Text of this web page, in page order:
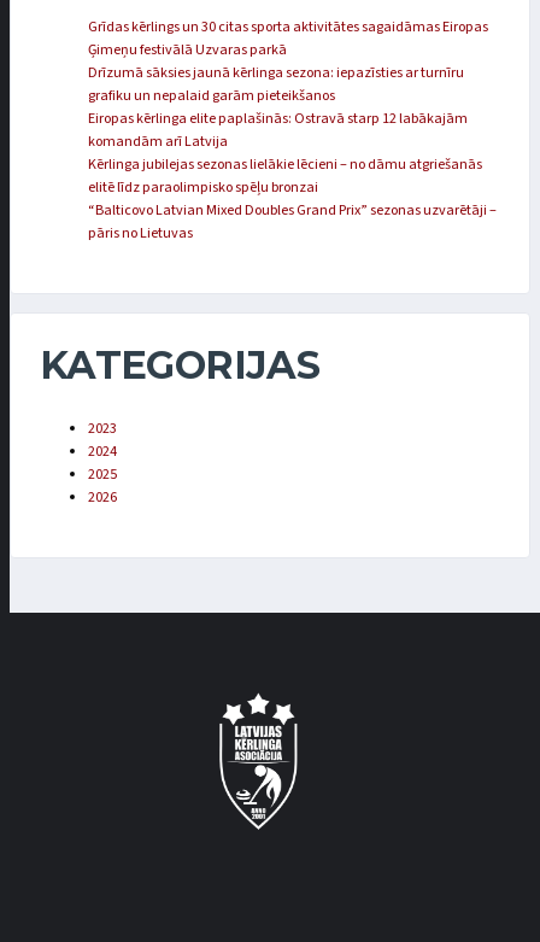
Grīdas kērlings un 30 citas sporta aktivitātes sagaidāmas Eiropas
Ģimeņu festivālā Uzvaras parkā
Drīzumā sāksies jaunā kērlinga sezona: iepazīsties ar turnīru
grafiku un nepalaid garām pieteikšanos
Eiropas kērlinga elite paplašinās: Ostravā starp 12 labākajām
komandām arī Latvija
Kērlinga jubilejas sezonas lielākie lēcieni – no dāmu atgriešanās
elitē līdz paraolimpisko spēļu bronzai
“Balticovo Latvian Mixed Doubles Grand Prix” sezonas uzvarētāji –
pāris no Lietuvas
KATEGORIJAS
2023
2024
2025
2026